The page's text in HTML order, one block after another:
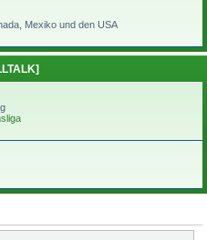
Mexiko und den USA